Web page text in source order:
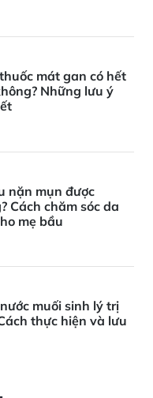
mát gan có hết
Những lưu ý
nặn mụn được
Cách chăm sóc da
mẹ bầu
muối sinh lý trị
thực hiện và lưu